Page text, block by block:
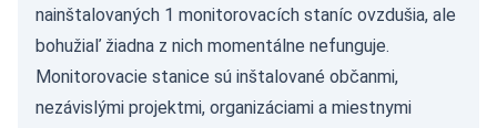
nainštalovaných 1 monitorovacích staníc ovzdušia, ale
bohužiaľ žiadna z nich momentálne nefunguje.
Monitorovacie stanice sú inštalované občanmi,
nezávislými projektmi, organizáciami a miestnymi